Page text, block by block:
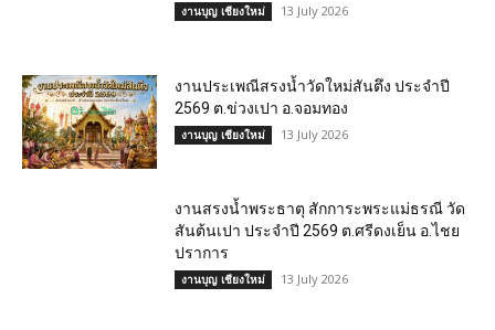
งานบุญ เชียงใหม่ 13 July 2026
งานประเพณีสรงน้ำวัดใหม่สันตึง ประจำปี
2569 ต.ข่วงเปา อ.จอมทอง
งานบุญ เชียงใหม่ 13 July 2026
งานสรงน้ำพระธาตุ สักการะพระแม่ธรณี วัด
สันต้นเปา ประจำปี 2569 ต.ศรีดงเย็น อ.ไชย
ปราการ
งานบุญ เชียงใหม่ 13 July 2026